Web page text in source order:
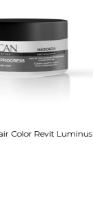
Color Revit Luminus